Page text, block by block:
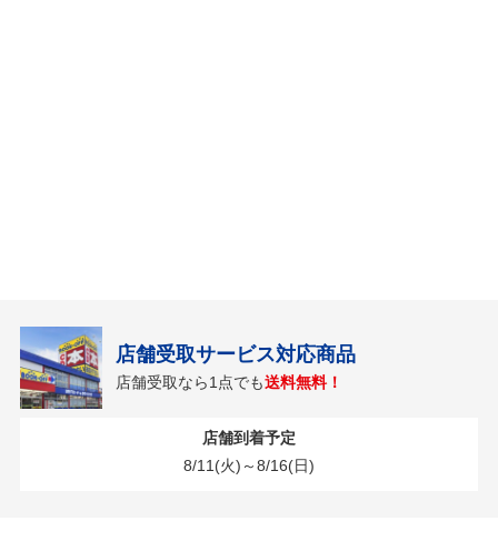
店舗受取サービス対応商品
店舗受取なら1点でも送料無料！
店舗到着予定
8/11(火)～8/16(日)